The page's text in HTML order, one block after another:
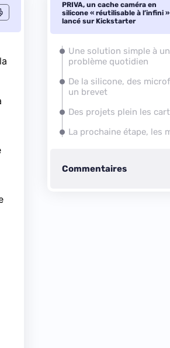
PRIVA, un cache caméra en
silicone « réutilisable à l’infini »
lancé sur Kickstarter
Une solution simple à un
problème quotidien
De la silicone, des
un brevet
Des projets plein les
La prochaine étape, les
Commentaires